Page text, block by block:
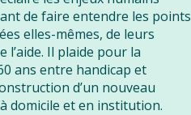
de faire entendre les points
elles-mêmes, de leurs
l’aide. Il plaide pour la
ans entre handicap et
d’un nouveau
domicile et en institution.